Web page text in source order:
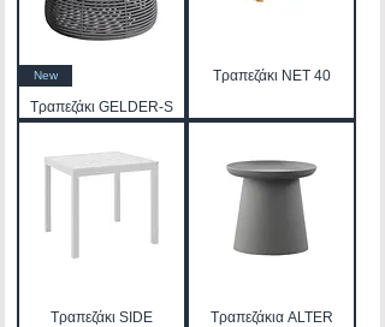
New
Τραπεζάκι GELDER-S
Τραπεζάκι NET 40
Τραπεζάκι SIDE Τραπεζάκια ALTER